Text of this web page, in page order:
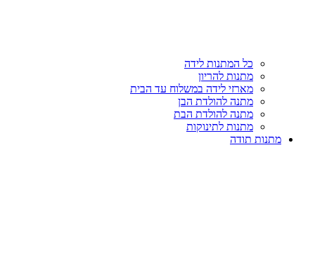
כל המתנות לידה
מתנות להריון
מארזי לידה במשלוח עד הבית
מתנה להולדת הבן
מתנה להולדת הבת
מתנות לתינוקות
מתנות תודה